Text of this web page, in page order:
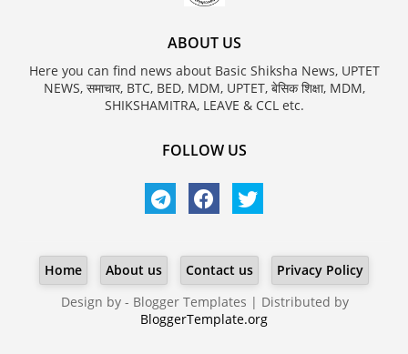
ABOUT US
Here you can find news about Basic Shiksha News, UPTET
NEWS, समाचार, BTC, BED, MDM, UPTET, बेसिक शिक्षा, MDM,
SHIKSHAMITRA, LEAVE & CCL etc.
FOLLOW US
Home About us Contact us
Privacy Policy
Design by - Blogger Templates | Distributed by
BloggerTemplate.org